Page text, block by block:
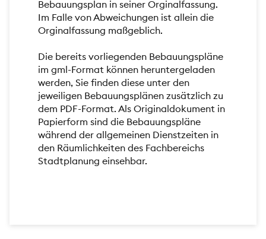
Bebauungsplan in seiner Orginalfassung.
Im Falle von Abweichungen ist allein die
Orginalfassung maßgeblich.
Die bereits vorliegenden Bebauungspläne
im gml-Format können heruntergeladen
werden, Sie finden diese unter den
jeweiligen Bebauungsplänen zusätzlich zu
dem PDF-Format. Als Originaldokument in
Papierform sind die Bebauungspläne
während der allgemeinen Dienstzeiten in
den Räumlichkeiten des Fachbereichs
Stadtplanung einsehbar.